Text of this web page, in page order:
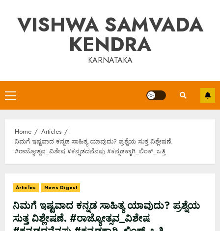
contentVISHWA SAMVADA
KENDRA
KARNATAKA
Primary
Menu
Home
Articles
ನಿಮಗೆ ಇಷ್ಟವಾದ ಕನ್ನಡ ಸಾಹಿತ್ಯ ಯಾವುದು? ಪ್ರಶ್ನೆಯ ಸುತ್ತ ವಿಶ್ಲೇಷಣೆ.
#ರಾಜ್ಯೋತ್ಸವ_ವಿಶೇಷ #ಕನ್ನಡದನೆನಪು #ಕನ್ನಡಕ್ಕಾಗಿ_ಲಿಂಕ್_ಒತ್ತಿ
Articles News Digest
ನಿಮಗೆ ಇಷ್ಟವಾದ ಕನ್ನಡ ಸಾಹಿತ್ಯ ಯಾವುದು? ಪ್ರಶ್ನೆಯ
ಸುತ್ತ ವಿಶ್ಲೇಷಣೆ. #ರಾಜ್ಯೋತ್ಸವ_ವಿಶೇಷ